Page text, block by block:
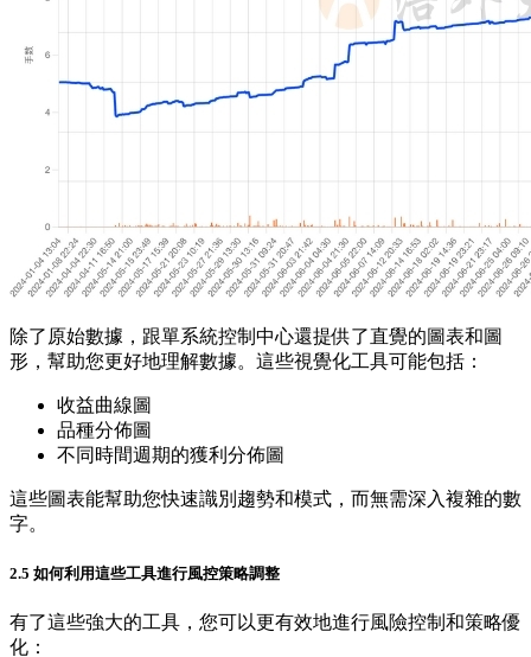
除了原始數據，跟單系統控制中心還提供了直覺的圖表和圖
形，幫助您更好地理解數據。這些視覺化工具可能包括：
收益曲線圖
品種分佈圖
不同時間週期的獲利分佈圖
這些圖表能幫助您快速識別趨勢和模式，而無需深入複雜的數
字。
2.5 如何利用這些工具進行風控策略調整
有了這些強大的工具，您可以更有效地進行風險控制和策略優
化：